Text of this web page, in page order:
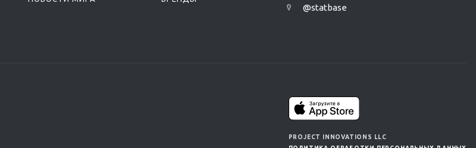
@statbase
PROJECT INNOVATIONS LLC